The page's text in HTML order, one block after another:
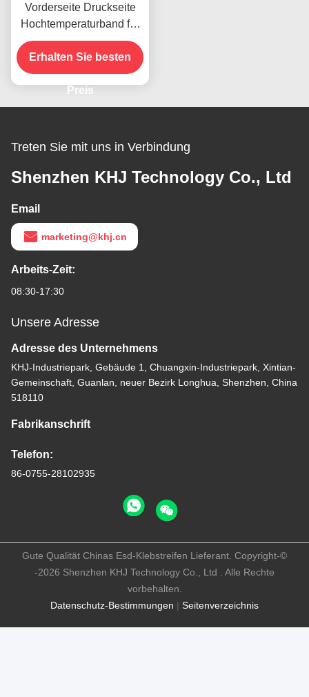
Vorderseite Druckseite
Hochtemperaturband für
das vorhandene Produkt
Erhalten Sie besten
Preis
Treten Sie mit uns in Verbindung
Shenzhen KHJ Technology Co., Ltd
Email
marketing@khj.cn
Arbeits-Zeit:
08:30-17:30
Unsere Adresse
Adresse des Unternehmens
KHJ-Industriepark, Gebäude 1, Chuangxin-Industriepark, Xintian-
Gemeinschaft, Guanlan, neuer Bezirk Longhua, Shenzhen, China
518110
Fabrikanschrift
Telefon:
86-0755-28102935
Datenschutz-Bestimmungen | Seitenverzeichnis
Gute Qualität Chinas Esd-Klebstreifen Lieferant. Copyright-©
-2026 Shenzhen KHJ Technology Co., Ltd . Alle Rechte
vorbehalten.